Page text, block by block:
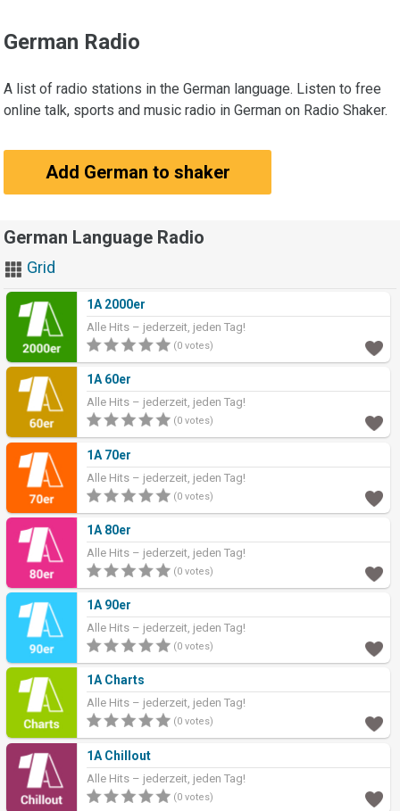
German Radio
A list of radio stations in the German language. Listen to free
online talk, sports and music radio in German on Radio Shaker.
Add German to shaker
German Language Radio
Grid
1A 2000er
Alle Hits – jederzeit, jeden Tag!
(0 votes)
1A 60er
Alle Hits – jederzeit, jeden Tag!
(0 votes)
1A 70er
Alle Hits – jederzeit, jeden Tag!
(0 votes)
1A 80er
Alle Hits – jederzeit, jeden Tag!
(0 votes)
1A 90er
Alle Hits – jederzeit, jeden Tag!
(0 votes)
1A Charts
Alle Hits – jederzeit, jeden Tag!
(0 votes)
1A Chillout
Alle Hits – jederzeit, jeden Tag!
(0 votes)